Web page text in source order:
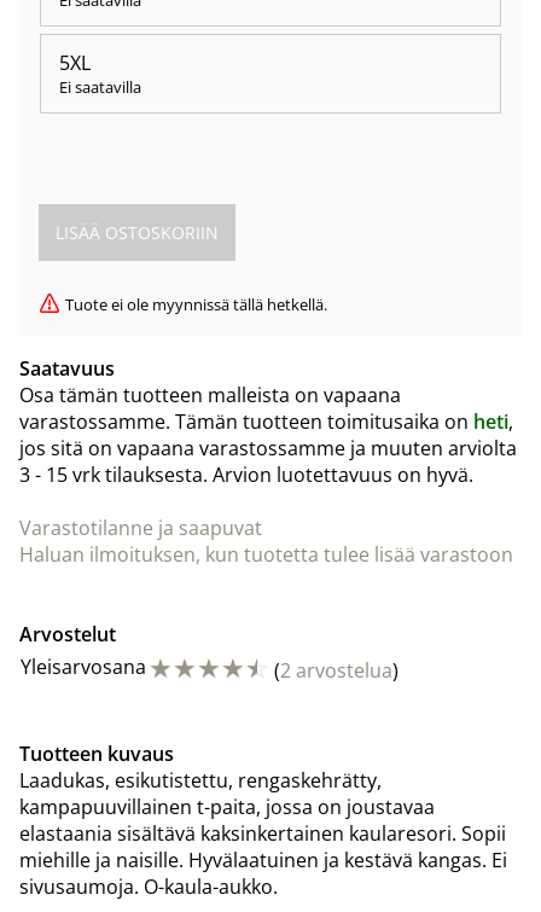
5XL
Ei saatavilla
Tuote ei ole myynnissä tällä hetkellä.
Saatavuus
Osa tämän tuotteen malleista on vapaana
varastossamme. Tämän tuotteen toimitusaika on heti,
jos sitä on vapaana varastossamme ja muuten arviolta
3 - 15 vrktilauksesta. Arvion luotettavuus on hyvä.
Varastotilanne ja saapuvat
Haluan ilmoituksen, kun tuotetta tulee lisää varastoon
Arvostelut
Yleisarvosana ☆☆☆☆☆ (2 arvostelua)
Tuotteen kuvaus
Laadukas, esikutistettu, rengaskehrätty,
kampapuuvillainen t-paita, jossa on joustavaa
elastaania sisältävä kaksinkertainen kaularesori. Sopii
miehille ja naisille. Hyvälaatuinen ja kestävä kangas. Ei
sivusaumoja. O-kaula-aukko.